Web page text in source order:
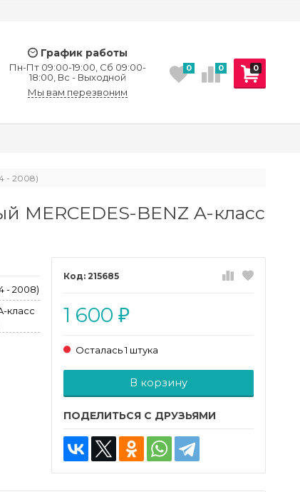
График работы
Пн-Пт 09:00-19:00, Сб 09:00-
18:00, Вс - Выходной
Мы вам перезвоним
0
0 0
- 2008)
MERCEDES-BENZ A-класс
215685
1 600 ₽
Осталась 1 штука
Добавляется...
В корзину
Добавлен
ПОДЕЛИТЬСЯ С ДРУЗЬЯМИ
- 2008)
класс